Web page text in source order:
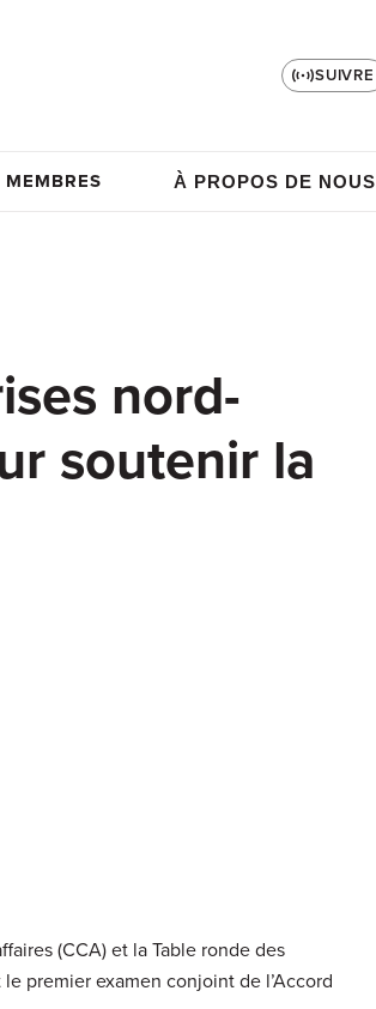
SUIVRE
MEMBRES À PROPOS DE NOUS
nord-
soutenir la
(CCA) et la Table ronde des
premier examen conjoint de l’Accord